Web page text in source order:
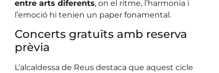
entre arts diferents, on el ritme, l’harmonia i
l’emoció hi tenien un paper fonamental.
Concerts gratuïts amb reserva
prèvia
L’alcaldessa de Reus destaca que aquest cicle